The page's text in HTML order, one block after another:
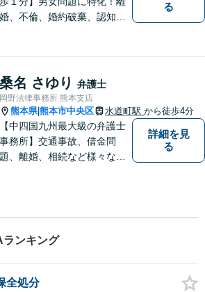
婚、不倫、婚約破棄、認知、
未来が明るくなるよう全力で
サポートいたします【初回相
談無料】【子連れ相談可】
る
桑名 さゆり 弁護士
岡野法律事務所 熊本支店
熊本県|熊本市中央区 水道町駅 から徒歩4分
【中四国九州最大級の弁護士
事務所】交通事故、借金問
題、離婚、相続など様々な問
い！
詳細を見
る
ランキング
全処分